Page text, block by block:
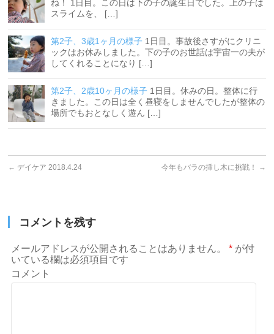
ね！ 1日目。この日は下の子の誕生日でした。上の子は
スライムを、 […]
第2子、3歳1ヶ月の様子 1日目。事故後さすがにクリニ
ックはお休みしました。下の子のお世話は宇宙一の夫が
してくれることになり […]
第2子、2歳10ヶ月の様子 1日目。休みの日。整体に行
きました。この日は全く昼寝をしませんでしたが整体の
場所でもおとなしく遊ん […]
← デイケア 2018.4.24 今年もバラの挿し木に挑戦！ →
コメントを残す
メールアドレスが公開されることはありません。 * が付
いている欄は必須項目です
コメント